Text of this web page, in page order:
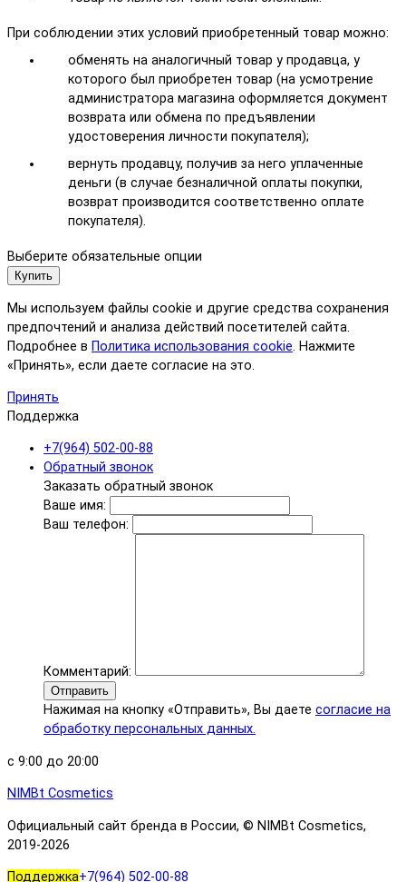
При соблюдении этих условий приобретенный товар можно:
обменять на аналогичный товар у продавца, у
которого был приобретен товар (на усмотрение
администратора магазина оформляется документ
возврата или обмена по предъявлении
удостоверения личности покупателя);
вернуть продавцу, получив за него уплаченные
деньги (в случае безналичной оплаты покупки,
возврат производится соответственно оплате
покупателя).
Выберите обязательные опции
Купить
Мы используем файлы cookie и другие средства сохранения
предпочтений и анализа действий посетителей сайта.
Подробнее в Политика использования cookie. Нажмите
«Принять», если даете согласие на это.
Принять
Поддержка
+7(964) 502-00-88
Обратный звонок
Заказать обратный звонок
Ваше имя:
Ваш телефон:
Комментарий:
Отправить
Нажимая на кнопку «Отправить», Вы даете согласие на
обработку персональных данных.
с 9:00 до 20:00
NIMBt Cosmetics
Официальный сайт бренда в России, © NIMBt Cosmetics,
2019-2026
Поддержка+7(964) 502-00-88